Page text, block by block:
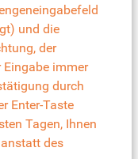
und die
der
immer
durch
Enter-Taste
Tagen, Ihnen
des